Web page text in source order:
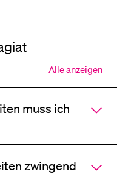
Alle anzeigen
Sektionen
muss ich
zwingend